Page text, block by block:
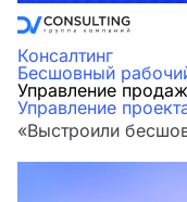
Консалтинг
Бесшовный
Управление
Управление
«Выстроили